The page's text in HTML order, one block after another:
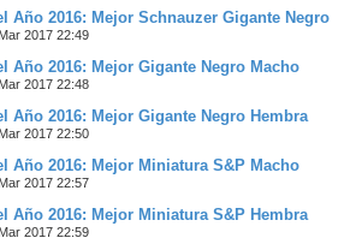
Año 2016: Mejor Schnauzer Gigante Negro
2017 22:49
Año 2016: Mejor Gigante Negro Macho
2017 22:48
Año 2016: Mejor Gigante Negro Hembra
2017 22:50
Año 2016: Mejor Miniatura S&P Macho
2017 22:57
Año 2016: Mejor Miniatura S&P Hembra
2017 22:59